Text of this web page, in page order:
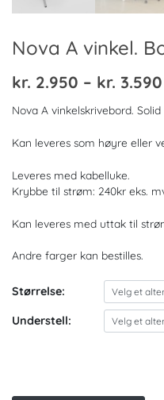
Nova A vinkel.
kr. 2.950 – kr. 3.590
Nova A vinkelskrivebord.
Kan leveres som høyre eller
Leveres med kabelluke.
Krybbe til strøm: 240kr eks.
Kan leveres med uttak til
Andre farger kan bestilles.
Størrelse:
Understell: